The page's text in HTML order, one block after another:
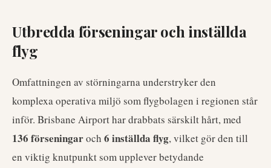
Utbredda förseningar och inställda
flyg
Omfattningen av störningarna understryker den
komplexa operativa miljö som flygbolagen i regionen står
inför. Brisbane Airport har drabbats särskilt hårt, med
136 förseningaroch 6 inställda flyg, vilket gör den till
en viktig knutpunkt som upplever betydande